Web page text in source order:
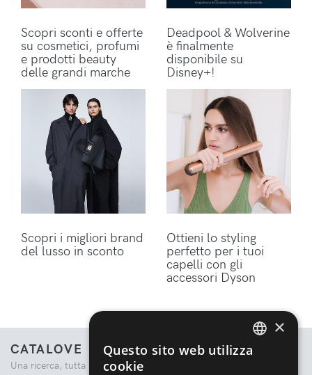
Scopri sconti e offerte
su cosmetici, profumi
e prodotti beauty
delle grandi marche
Deadpool & Wolverine
è finalmente
disponibile su
Disney+!
Scopri i migliori brand
del lusso in sconto
Ottieni lo styling
perfetto per i tuoi
capelli con gli
accessori Dyson
CATALOVE
Una ricerca, tutta la moda.
×
Questo sito web utilizza
cookie